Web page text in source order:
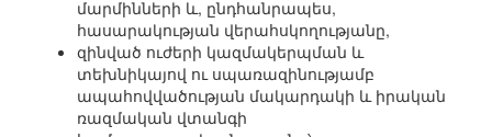
մարմինների և, ընդհանրապես,
հասարակության վերահսկողությանը,
զինված ուժերի կազմակերպման և
տեխնիկայով ու սպառազինությամբ
ապահովվածության մակարդակի և իրական
ռազմական վտանգի